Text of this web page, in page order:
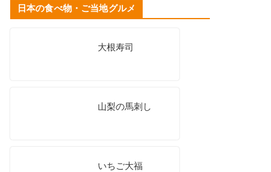
日本の食べ物・ご当地グルメ
大根寿司
山梨の馬刺し
いちご大福